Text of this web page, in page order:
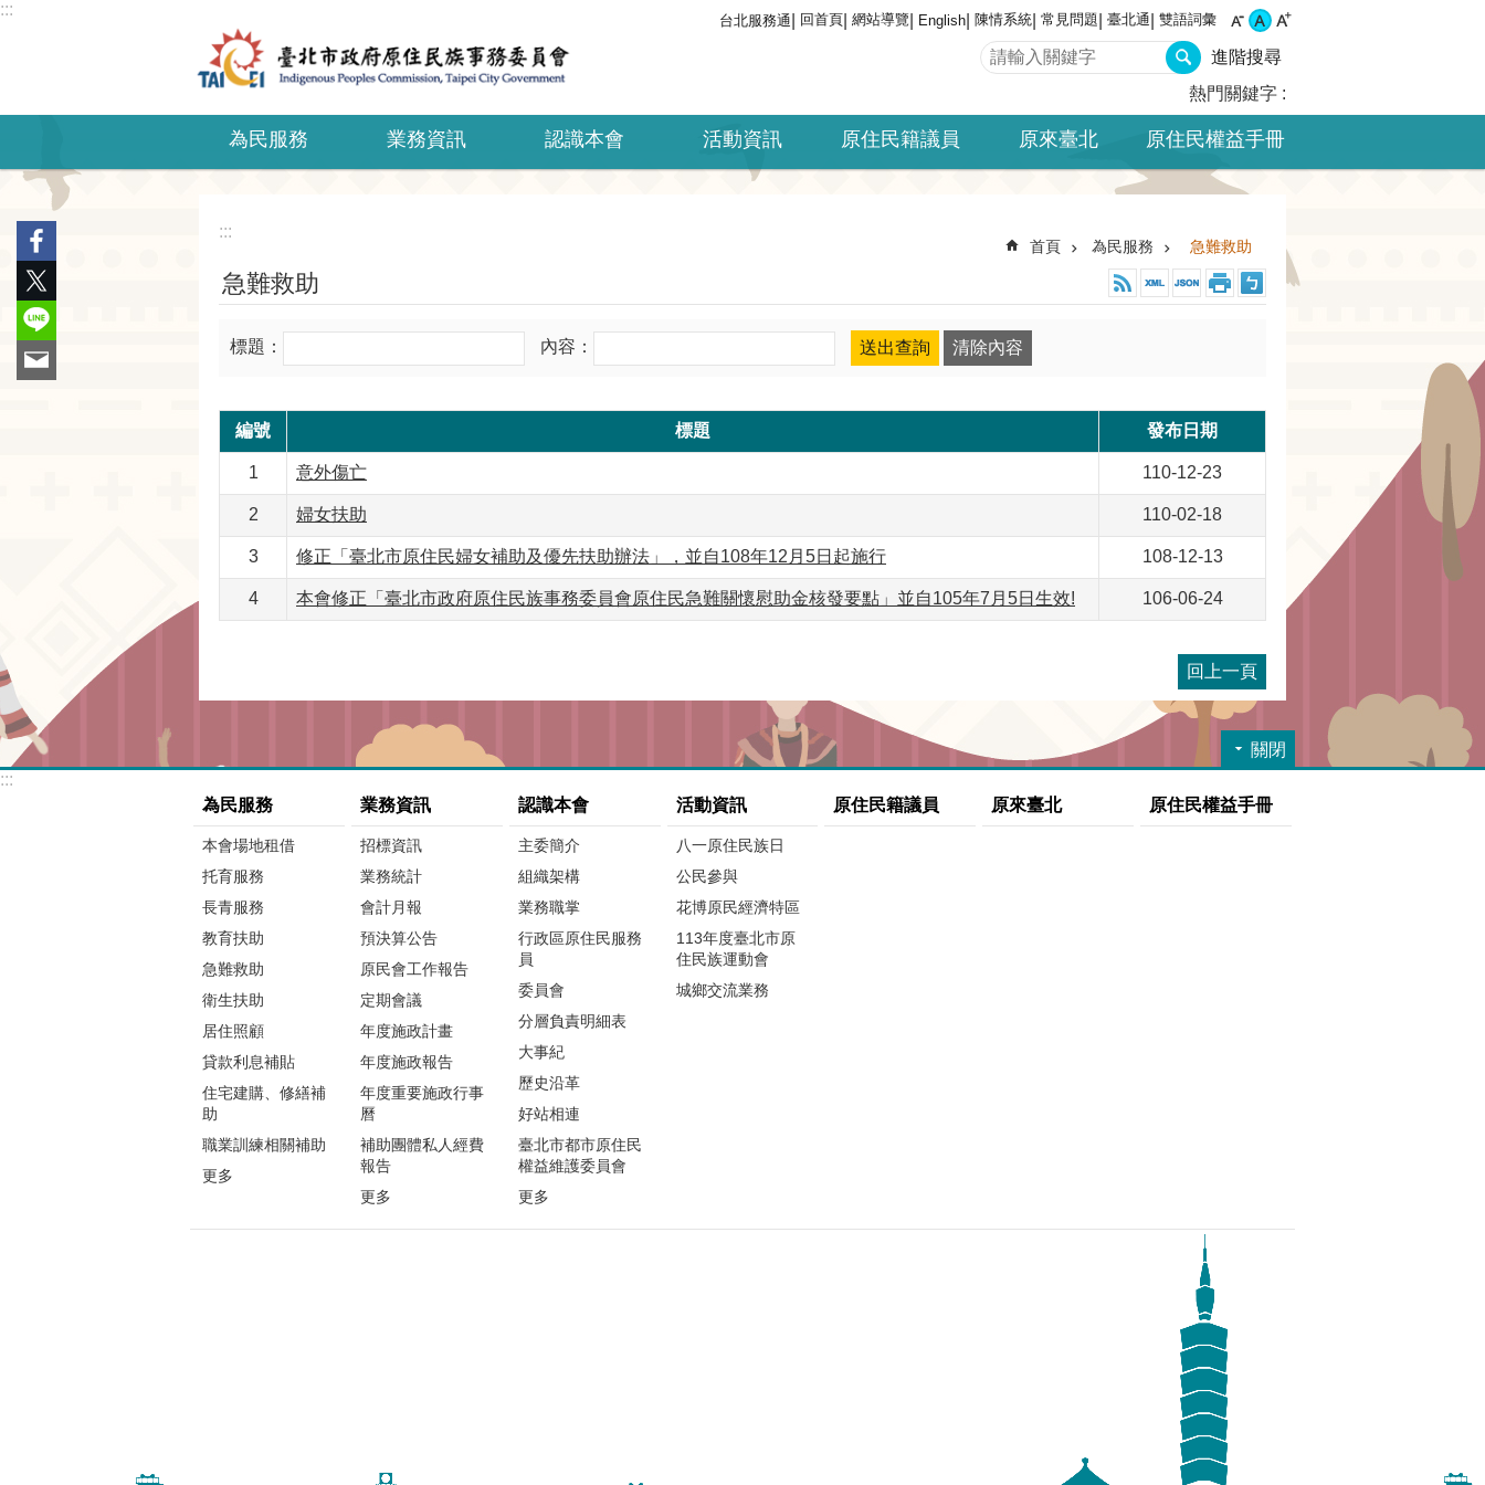
跳到主要內容區塊
:::
台北服務通 回首頁 網站導覽 English 陳情系統 常見問題 臺北通 雙語詞彙
進階搜尋
熱門關鍵字
為民服務 業務資訊 認識本會 活動資訊 原住民籍議員 原來臺北 原住民權益手冊
:::
首頁 為民服務 急難救助
急難救助
標題： 內容：
編號 標題 發布日期
1 意外傷亡 110-12-23
2 婦女扶助 110-02-18
3 修正「臺北市原住民婦女補助及優先扶助辦法」，並自108年12月5日起施行 108-12-13
4 本會修正「臺北市政府原住民族事務委員會原住民急難關懷慰助金核發要點」並自105年7月5日生效! 106-06-24
回上一頁
關閉
:::
為民服務
本會場地租借
托育服務
長青服務
教育扶助
急難救助
衛生扶助
居住照顧
貸款利息補貼
住宅建購、修繕補
助
職業訓練相關補助
更多
業務資訊
招標資訊
業務統計
會計月報
預決算公告
原民會工作報告
定期會議
年度施政計畫
年度施政報告
年度重要施政行事
曆
補助團體私人經費
報告
更多
認識本會
主委簡介
組織架構
業務職掌
行政區原住民服務
員
委員會
分層負責明細表
大事紀
歷史沿革
好站相連
臺北市都市原住民
權益維護委員會
更多
活動資訊
八一原住民族日
公民參與
花博原民經濟特區
113年度臺北市原
住民族運動會
城鄉交流業務
原住民籍議員 原來臺北 原住民權益手冊